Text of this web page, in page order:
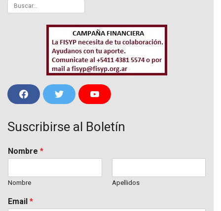
F
a
b
k
w
t
Y
o
T
u
Suscribirse al Boletín
Nombre *
Nombre Apellidos
Email *